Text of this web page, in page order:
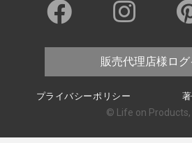
販売代理店様ログ
プライバシーポリシー
© Life on Products,